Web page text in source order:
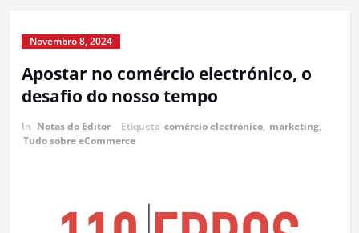
Novembro 8, 2024
Apostar no comércio electrónico, o
desafio do nosso tempo
In Notas do Editor Etiqueta comércio electrónico, marketing,
Tudo sobre eCommerce